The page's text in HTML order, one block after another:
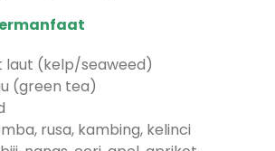
laut (kelp/seaweed)
(green tea)
rusa, kambing, kelinci